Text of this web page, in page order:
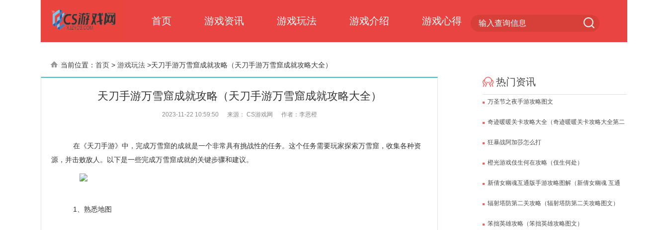
首页 游戏资讯 游戏玩法 游戏介绍 游戏心得 小游戏专区
当前位置： 首页 > 游戏玩法 >天刀手游万雪窟成就攻略（天刀手游万雪窟成就攻略大全）
天刀手游万雪窟成就攻略（天刀手游万雪窟成就攻略大全）
2023-11-22 10:59:50 来源： CS游戏网 作者：李恩橙
在《天刀手游》中，完成万雪窟的成就是一个非常具有挑战性的任务。这个任务需要玩家探索万雪窟，收集各种资
源，并击败敌人。以下是一些完成万雪窟成就的关键步骤和建议。
1、熟悉地图
热门资讯
万圣节之夜手游攻略图文
奇迹暖暖关卡攻略大全（奇迹暖暖关卡攻略大全第二
狂暴战阿加莎怎么打
橙光游戏伎生何在攻略（伎生何处）
新倩女幽魂互通版手游攻略图解（新倩女幽魂 互通
辐射塔防第二关攻略（辐射塔防第二关攻略图文）
笨拙英雄攻略（笨拙英雄攻略图文）